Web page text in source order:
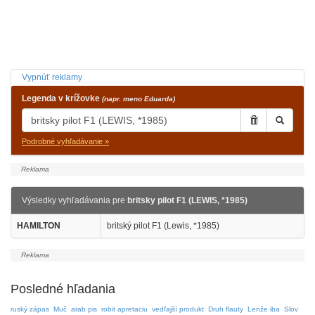
Vypnúť reklamy
Legenda v krížovke (napr. meno Eduarda)
Podrobné vyhľadávanie »
Výsledky vyhľadávania pre britsky pilot F1 (LEWIS, *1985)
HAMILTON britský pilot F1 (Lewis, *1985)
Posledné hľadania
ruský zápas Muč arab pis robit apretaciu vedľajší produkt Druh flauty Lenže iba Slov